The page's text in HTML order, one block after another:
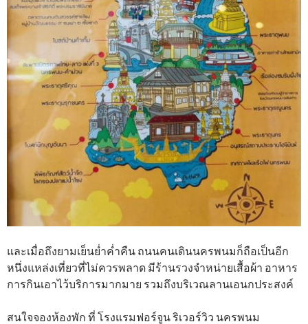
และเมื่อถึงยามเย็นย่ำค่ำคืน ถนนคนเดินนครพนมก็ถือเป็นอีก
หนึ่งแหล่งเที่ยวที่ไม่ควรพลาด มีร้านรวงจำหน่ายเสื้อผ้า อาหาร
การกินเอาไว้บริการมากมาย รวมถึงบริเวณลานเอนกประสงค์
สนใจจองห้องพัก ที่ โรงแรมฟอร์จูน ริเวอร์วิว นครพนม